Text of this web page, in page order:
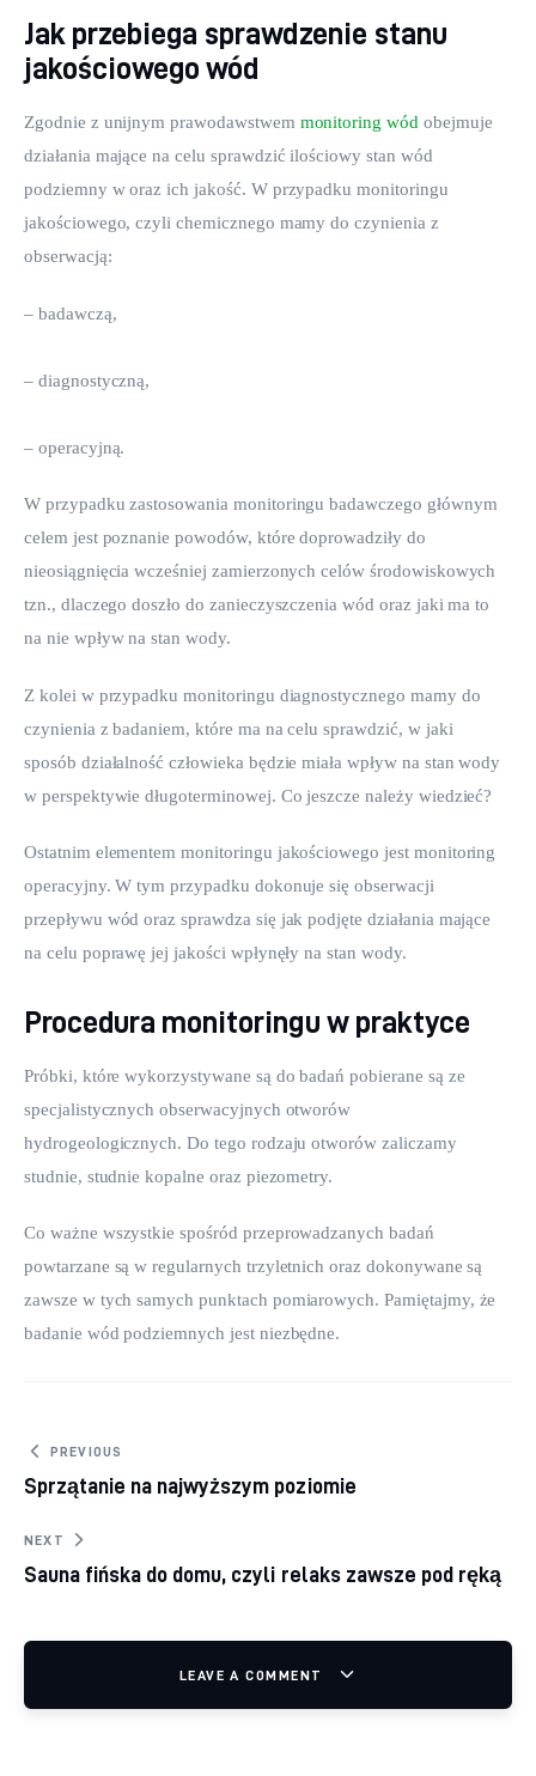
Jak przebiega sprawdzenie stanu
jakościowego wód
Zgodnie z unijnym prawodawstwem monitoring wód obejmuje
działania mające na celu sprawdzić ilościowy stan wód
podziemny w oraz ich jakość. W przypadku monitoringu
jakościowego, czyli chemicznego mamy do czynienia z
obserwacją:
– badawczą,
– diagnostyczną,
– operacyjną.
W przypadku zastosowania monitoringu badawczego głównym
celem jest poznanie powodów, które doprowadziły do
nieosiągnięcia wcześniej zamierzonych celów środowiskowych
tzn., dlaczego doszło do zanieczyszczenia wód oraz jaki ma to
na nie wpływ na stan wody.
Z kolei w przypadku monitoringu diagnostycznego mamy do
czynienia z badaniem, które ma na celu sprawdzić, w jaki
sposób działalność człowieka będzie miała wpływ na stan wody
w perspektywie długoterminowej. Co jeszcze należy wiedzieć?
Ostatnim elementem monitoringu jakościowego jest monitoring
operacyjny. W tym przypadku dokonuje się obserwacji
przepływu wód oraz sprawdza się jak podjęte działania mające
na celu poprawę jej jakości wpłynęły na stan wody.
Procedura monitoringu w praktyce
Próbki, które wykorzystywane są do badań pobierane są ze
specjalistycznych obserwacyjnych otworów
hydrogeologicznych. Do tego rodzaju otworów zaliczamy
studnie, studnie kopalne oraz piezometry.
Co ważne wszystkie spośród przeprowadzanych badań
powtarzane są w regularnych trzyletnich oraz dokonywane są
zawsze w tych samych punktach pomiarowych. Pamiętajmy, że
badanie wód podziemnych jest niezbędne.
Nawigacja wpisu
PREVIOUS
Sprzątanie na najwyższym poziomie
NEXT
Sauna fińska do domu, czyli relaks zawsze pod ręką
LEAVE A COMMENT